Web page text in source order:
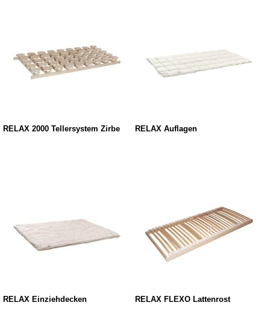
RELAX 2000 Tellersystem Zirbe RELAX Auflagen
RELAX Einziehdecken RELAX FLEXO Lattenrost